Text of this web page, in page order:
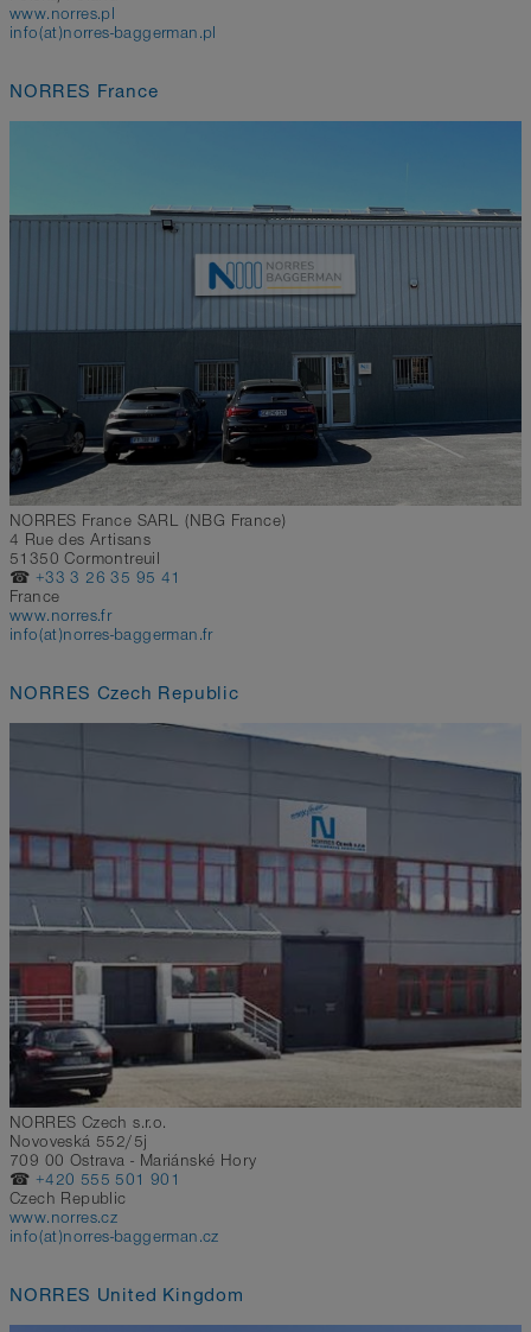
www.norres.pl
info(at)norres-baggerman.pl
NORRES France
NORRES France SARL (NBG France)
4 Rue des Artisans
51350 Cormontreuil
☎ +33 3 26 35 95 41
France
www.norres.fr
info(at)norres-baggerman.fr
NORRES Czech Republic
NORRES Czech s.r.o.
Novoveská 552/5j
709 00 Ostrava - Mariánské Hory
☎ +420 555 501 901
Czech Republic
www.norres.cz
info(at)norres-baggerman.cz
NORRES United Kingdom